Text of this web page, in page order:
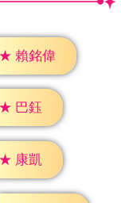
★ 賴銘偉
★ 巴鈺
★ 康凱